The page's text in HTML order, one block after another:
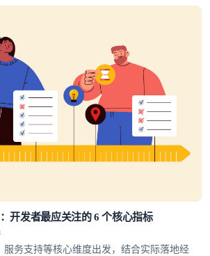
开发者最应关注的 6 个核心指标
服务支持等核心维度出发，结合实际落地经